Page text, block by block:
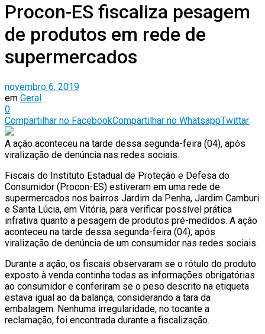
Procon-ES fiscaliza pesagem
de produtos em rede de
supermercados
novembro 6, 2019
em Geral
0
Compartilhar no FacebookCompartilhar no WhatsappTwittar
A ação aconteceu na tarde dessa segunda-feira (04), após
viralização de denúncia nas redes sociais.
Fiscais do Instituto Estadual de Proteção e Defesa do
Consumidor (Procon-ES) estiveram em uma rede de
supermercados nos bairros Jardim da Penha, Jardim Camburi
e Santa Lúcia, em Vitória, para verificar possível prática
infrativa quanto a pesagem de produtos pré-medidos. A ação
aconteceu na tarde dessa segunda-feira (04), após
viralização de denúncia de um consumidor nas redes sociais.
Durante a ação, os fiscais observaram se o rótulo do produto
exposto à venda continha todas as informações obrigatórias
ao consumidor e conferiram se o peso descrito na etiqueta
estava igual ao da balança, considerando a tara da
embalagem. Nenhuma irregularidade, no tocante a
reclamação, foi encontrada durante a fiscalização.